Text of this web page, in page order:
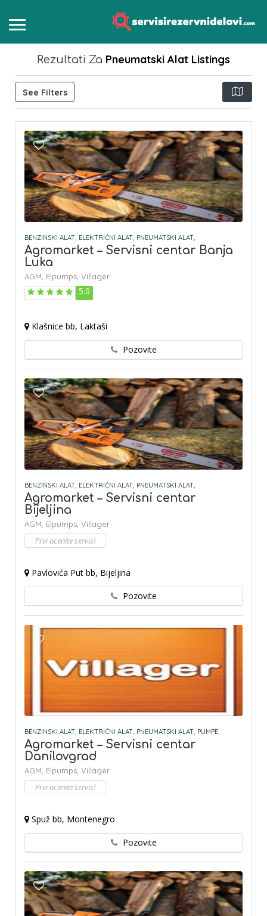
Rezultati Za Pneumatski Alat Listings
See Filters
BENZINSKI ALAT, ELEKTRIČNI ALAT, PNEUMATSKI ALAT,
Agromarket – Servisni centar Banja
Luka
AGM, Elpumps, Villager
5.0
Klašnice bb, Laktaši
Pozovite
BENZINSKI ALAT, ELEKTRIČNI ALAT, PNEUMATSKI ALAT,
Agromarket – Servisni centar
Bijeljina
AGM, Elpumps, Villager
Prvi ocenite servis!
Pavlovića Put bb, Bijeljina
Pozovite
BENZINSKI ALAT, ELEKTRIČNI ALAT, PNEUMATSKI ALAT, PUMPE,
Agromarket – Servisni centar
Danilovgrad
AGM, Elpumps, Villager
Prvi ocenite servis!
Spuž bb, Montenegro
Pozovite